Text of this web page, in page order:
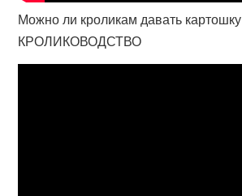
Можно ли кроликам давать
КРОЛИКОВОДСТВО